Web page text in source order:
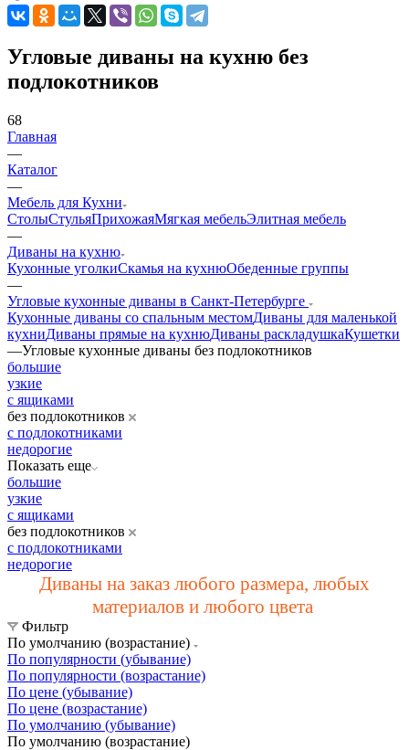
Угловые диваны на кухню без
подлокотников
68
Главная
—
Каталог
—
Мебель для Кухни
СтолыСтульяПрихожаяМягкая мебельЭлитная мебель
—
Диваны на кухню
Кухонные уголкиСкамья на кухнюОбеденные группы
—
Угловые кухонные диваны в Санкт-Петербурге
Кухонные диваны со спальным местомДиваны для маленькой
кухниДиваны прямые на кухнюДиваны раскладушкаКушетки
—Угловые кухонные диваны без подлокотников
большие
узкие
с ящиками
без подлокотников
с подлокотниками
недорогие
Показать еще
большие
узкие
с ящиками
без подлокотников
с подлокотниками
недорогие
Диваны на заказ любого размера, любых
материалов и любого цвета
Фильтр
По умолчанию (возрастание)
По популярности (убывание)
По популярности (возрастание)
По цене (убывание)
По цене (возрастание)
По умолчанию (убывание)
По умолчанию (возрастание)